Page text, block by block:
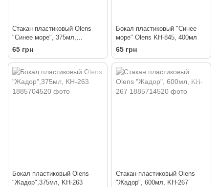
Стакан пластиковый Olens
"Синее море", 375мл,
8см/10см, KH-844
65 грн
Бокал пластиковый "Синее
море" Olens KH-845, 400мл
65 грн
Бокал пластиковый Olens
"Жадор",375мл, KH-263
Стакан пластиковый Olens
"Жадор", 600мл, KH-267